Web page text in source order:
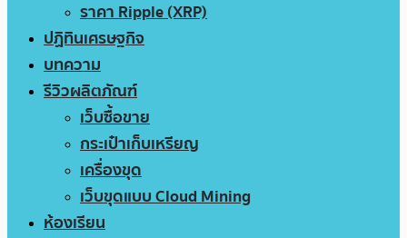
ราคา Ripple (XRP)
ปฏิทินเศรษฐกิจ
บทความ
รีวิวผลิตภัณฑ์
เว็บซื้อขาย
กระเป๋าเก็บเหรียญ
เครื่องขุด
เว็บขุดแบบ Cloud Mining
ห้องเรียน